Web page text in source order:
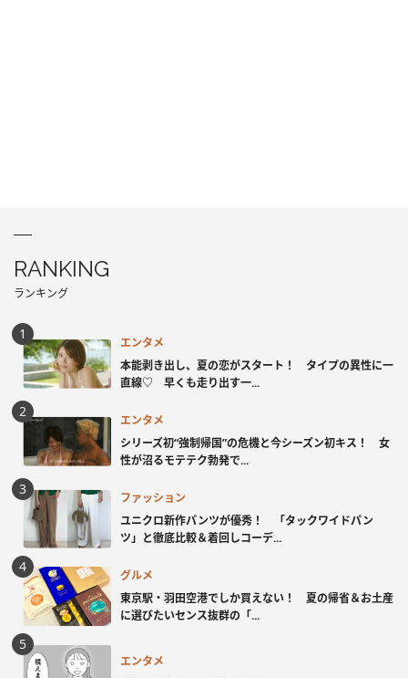
RANKING
ランキング
エンタメ
本能剥き出し、夏の恋がスタート！ タイプの異性に一
直線♡ 早くも走り出す一...
エンタメ
シリーズ初“強制帰国”の危機と今シーズン初キス！ 女
性が沼るモテテク勃発で...
ファッション
ユニクロ新作パンツが優秀！ 「タックワイドパン
ツ」と徹底比較＆着回しコーデ...
グルメ
東京駅・羽田空港でしか買えない！ 夏の帰省＆お土産
に選びたいセンス抜群の「...
エンタメ